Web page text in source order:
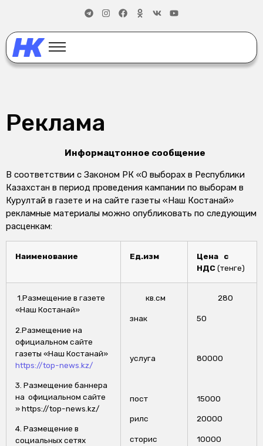
Реклама
Информацтонное сообщение
В соответствии с Законом РК «О выборах в Республики
Казахстан в период проведения кампании по выборам в
Курултай в газете и на сайте газеты «Наш Костанай»
рекламные материалы можно опубликовать по следующим
расценкам:
Наименование Ед.изм
Цена с
НДС(тенге)
1.Размещение в газете
«Наш Костанай»
2.Размещение на
официальном сайте
газеты «Наш Костанай»
https://top-news.kz/
3. Размещение баннера
на официальном сайте
» https://top-news.kz/
4. Размещение в
социальных сетях
кв.см
знак
услуга
пост
рилс
сторис
280
50
80000
15000
20000
10000